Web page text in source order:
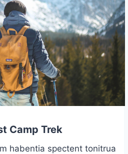
Camp Trek
habentia spectent tonitrua